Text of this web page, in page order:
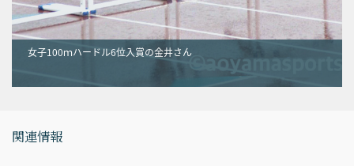
女子100ｍハードル6位入賞の金井さん
関連情報